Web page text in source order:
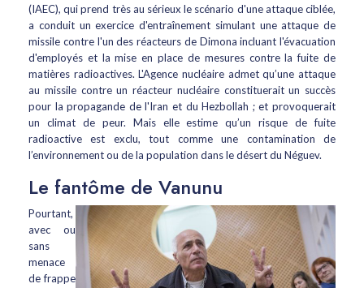
(IAEC), qui prend très au sérieux le scénario d'une attaque ciblée,
a conduit un exercice d'entraînement simulant une attaque de
missile contre l'un des réacteurs de Dimona incluant l'évacuation
d'employés et la mise en place de mesures contre la fuite de
matières radioactives. L'Agence nucléaire admet qu’une attaque
au missile contre un réacteur nucléaire constituerait un succès
pour la propagande de l'Iran et du Hezbollah ; et provoquerait
un climat de peur. Mais elle estime qu’un risque de fuite
radioactive est exclu, tout comme une contamination de
l’environnement ou de la population dans le désert du Néguev.
Le fantôme de Vanunu
Pourtant,
avec ou
sans
menace
de frappe